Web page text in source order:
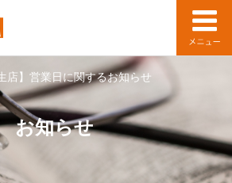
お知らせ
店】営業日に関するお知らせ